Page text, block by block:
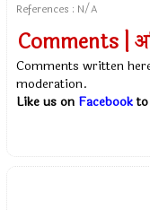
References : N/A
Comments |
Comments written
moderation.
Like us on Facebookto